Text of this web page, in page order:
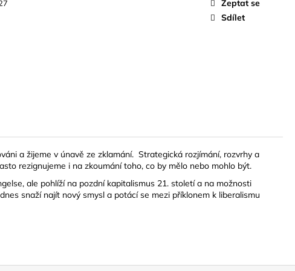
Zeptat se
Sdílet
a žijeme v únavě ze zklamání. Strategická rozjímání, rozvrhy a
rezignujeme i na zkoumání toho, co by mělo nebo mohlo být.
ale pohlíží na pozdní kapitalismus 21. století a na možnosti
snaží najít nový smysl a potácí se mezi příklonem k liberalismu